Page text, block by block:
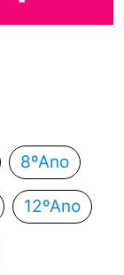
8ºAno
12ºAno